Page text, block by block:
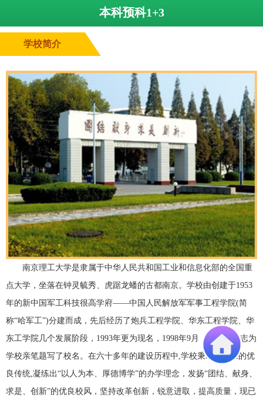
本科预科1+3
学校简介
南京理工大学是隶属于中华人民共和国工业和信息化部的全国重
点大学，坐落在钟灵毓秀、虎踞龙蟠的古都南京。学校由创建于1953
年的新中国军工科技很高学府——中国人民解放军军事工程学院(简
称“哈军工”)分建而成，先后经历了炮兵工程学院、华东工程学院、华
东工学院几个发展阶段，1993年更为现名，1998年9月，江泽民同志为
学校亲笔题写了校名。在六十多年的建设历程中,学校秉承哈军工的优
良传统,凝练出“以人为本、厚德博学”的办学理念，发扬“团结、献身、
求是、创新”的优良校风，坚持改革创新，锐意进取，提高质量，现已